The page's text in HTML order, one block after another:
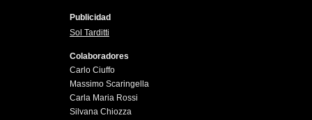
Publicidad
Sol Tarditti
Colaboradores
Carlo Ciuffo
Massimo Scaringella
Carla Maria Rossi
Silvana Chiozza